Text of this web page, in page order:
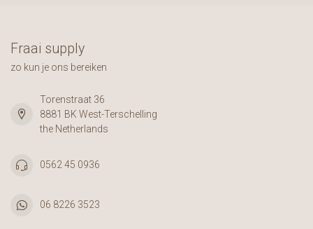
Fraai supply
zo kun je ons bereiken
Torenstraat 36
8881 BK West-Terschelling
the Netherlands
0562 45 0936
06 8226 3523